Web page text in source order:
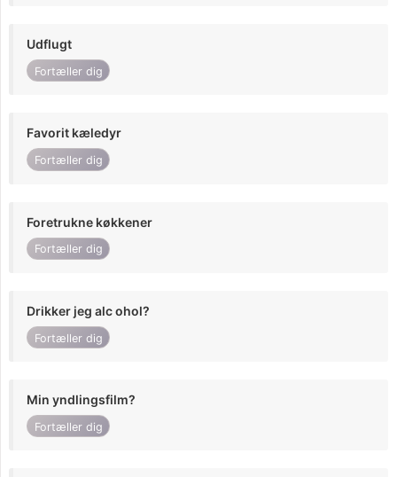
Udflugt
Fortæller dig
Favorit kæledyr
Fortæller dig
Foretrukne køkkener
Fortæller dig
Drikker jeg alc ohol?
Fortæller dig
Min yndlingsfilm?
Fortæller dig